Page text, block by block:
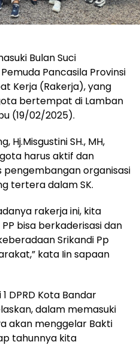
Bulan Suci
Pancasila Provinsi
Kerja (Rakerja), yang
bertempat di Lamban
(19/02/2025).
Hj.Misgustini SH., MH,
harus aktif dan
organisasi
tertera dalam SK.
rakerja ini, kita
bisa berkaderisasi dan
Srikandi Pp
kata Iin sapaan
DPRD Kota Bandar
dalam memasuki
akan menggelar Bakti
tahunnya kita